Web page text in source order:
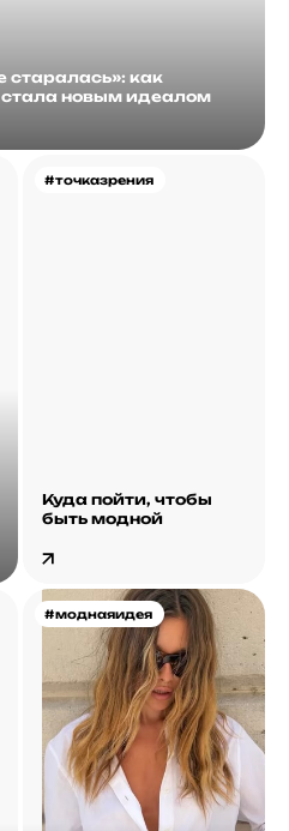
старалась»: как
новым идеалом
#точказрения
Куда пойти, чтобы
быть модной
#моднаяидея